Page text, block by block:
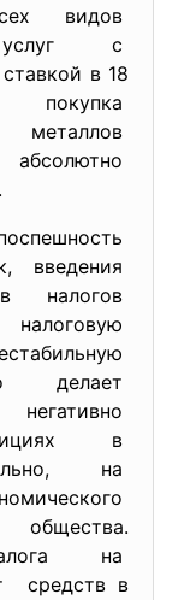
видов
с
в 18
металлов
введения
налогов
налоговую
делает
негативно
в
на
общества.
на
средств в